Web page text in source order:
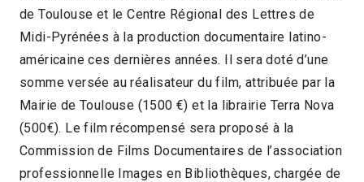
de Toulouse et le Centre Régional des Lettres de
Midi-Pyrénées à la production documentaire latino-
américaine ces dernières années. Il sera doté d’une
somme versée au réalisateur du film, attribuée par la
Mairie de Toulouse (1500 €) et la librairie Terra Nova
(500€). Le film récompensé sera proposé à la
Commission de Films Documentaires de l’association
professionnelle Images en Bibliothèques, chargée de